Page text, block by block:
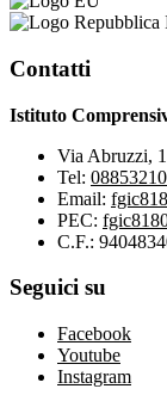
Contatti
Istituto
Via Abruzzi,
Tel:
Email:
PEC:
C.F.:
Seguici su
Facebook
Youtube
Instagram